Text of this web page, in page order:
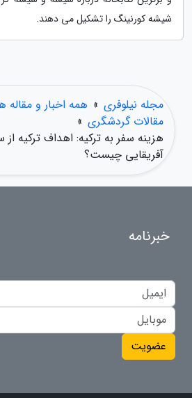
شیشه کورنینگ را تشکیل می دهند.
مجله نیلوفری » همه اخبار و مقاله
مقالات گردشگری »
آفریقایی چیست؟
خبرنامه
عضویت